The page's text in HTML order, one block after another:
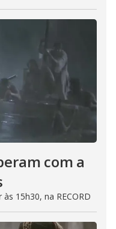
com a
15h30, na RECORD